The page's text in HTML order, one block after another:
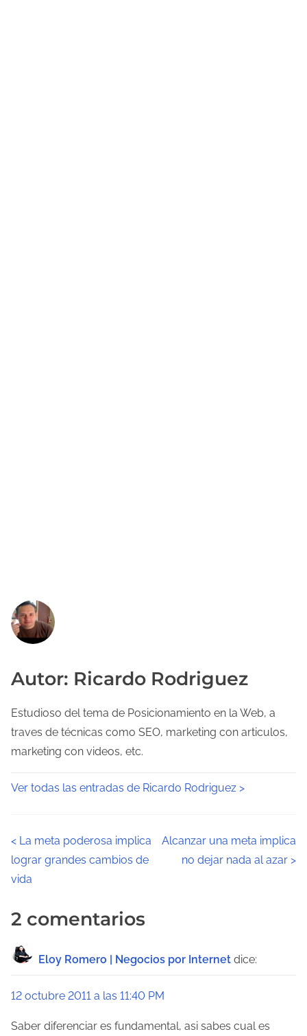
Autor: Ricardo Rodriguez
Estudioso del tema de Posicionamiento en la Web, a
traves de técnicas como SEO, marketing con articulos,
marketing con videos, etc.
Ver todas las entradas de Ricardo Rodriguez >
N
a
e
g
< La meta poderosa implica
lograr grandes cambios de
vida
Alcanzar una meta implica
no dejar nada al azar >
2 comentarios
Eloy Romero | Negocios por Internet dice:
12 octubre 2011 a las 11:40 PM
Saber diferenciar es fundamental, asi sabes cual es